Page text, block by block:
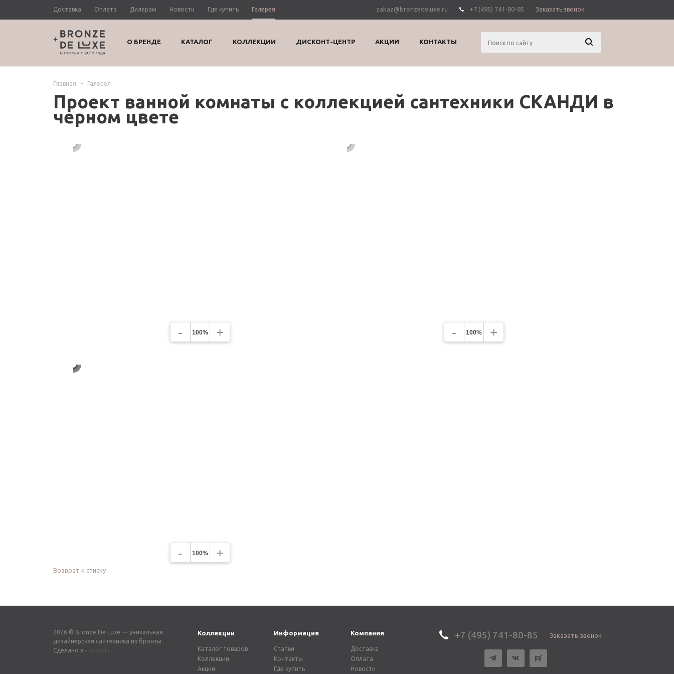
Доставка Оплата Дилерам Новости Где купить Галерея zakaz@bronzedeluxe.ru +7 (495) 741-80-85 Заказать звонок
О БРЕНДЕ КАТАЛОГ КОЛЛЕКЦИИ ДИСКОНТ-ЦЕНТР АКЦИИ КОНТАКТЫ
Главная - Галерея
Проект ванной комнаты с коллекцией сантехники СКАНДИ в
черном цвете
- 100% + - 100% +
- 100% +
Возврат к списку
2026 © Bronze De Luxe — уникальная
дизайнерская сантехника из бронзы.
Сделано в -
Коллекции Информация Компания
Каталог товаров
Коллекции
Акции
Статьи
Контакты
Где купить
Доставка
Оплата
Новости
+7 (495) 741-80-85 Заказать звонок